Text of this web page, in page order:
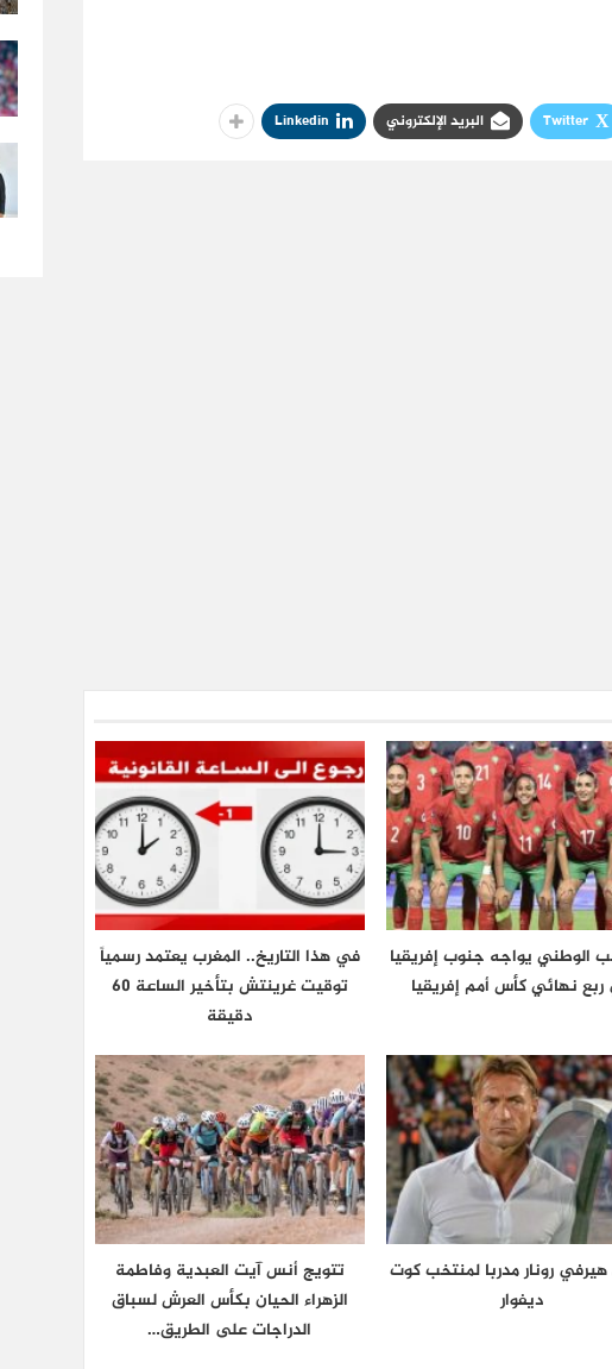
Twitter البريد الإلكتروني Linkedin
الوطني يواجه جنوب إفريقيا
نهائي كأس أمم إفريقيا
في هذا التاريخ.. المغرب يعتمد رسمياً
توقيت غرينتش بتأخير الساعة 60
دقيقة
رونار مدربا لمنتخب كوت
ديفوار
تتويج أنس آيت العبدية وفاطمة
الزهراء الحيان بكأس العرش لسباق
الدراجات على الطريق…